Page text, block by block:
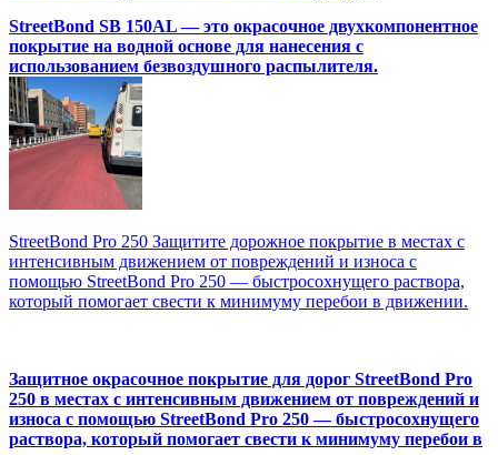
StreetBond SB 150AL — это окрасочное двухкомпонентное
покрытие на водной основе для нанесения с
использованием безвоздушного распылителя.
StreetBond Pro 250 Защитите дорожное покрытие в местах с
интенсивным движением от повреждений и износа с
помощью StreetBond Pro 250 — быстросохнущего раствора,
который помогает свести к минимуму перебои в движении.
Защитное окрасочное покрытие для дорог StreetBond Pro
250 в местах с интенсивным движением от повреждений и
износа с помощью StreetBond Pro 250 — быстросохнущего
раствора, который помогает свести к минимуму перебои в